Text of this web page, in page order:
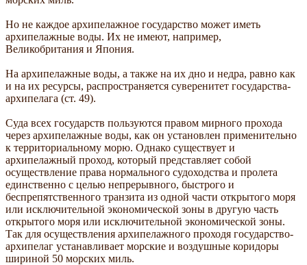
Но не каждое архипелажное государство может иметь
архипелажные воды. Их не имеют, например,
Великобритания и Япония.
На архипелажные воды, а также на их дно и недра, равно как
и на их ресурсы, распространяется суверенитет государства-
архипелага (ст. 49).
Суда всех государств пользуются правом мирного прохода
через архипелажные воды, как он установлен применительно
к территориальному морю. Однако существует и
архипелажный проход, который представляет собой
осуществление права нормального судоходства и пролета
единственно с целью непрерывного, быстрого и
беспрепятственного транзита из одной части открытого моря
или исключительной экономической зоны в другую часть
открытого моря или исключительной экономической зоны.
Так для осуществления архипелажного проходя государство-
архипелаг устанавливает морские и воздушные коридоры
шириной 50 морских миль.